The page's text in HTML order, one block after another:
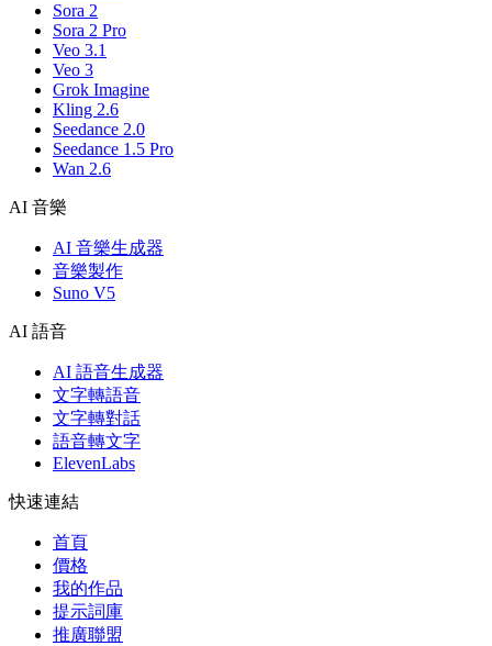
Sora 2
Sora 2 Pro
Veo 3.1
Veo 3
Grok Imagine
Kling 2.6
Seedance 2.0
Seedance 1.5 Pro
Wan 2.6
AI 音樂
AI 音樂生成器
音樂製作
Suno V5
AI 語音
AI 語音生成器
文字轉語音
文字轉對話
語音轉文字
ElevenLabs
快速連結
首頁
價格
我的作品
提示詞庫
推廣聯盟